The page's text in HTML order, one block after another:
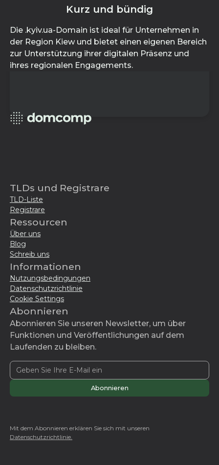
Kurz und bündig
Die .kyiv.ua-Domain ist ideal für Unternehmen in
der Region Kiew und bietet einen eigenen Bereich
zur Unterstützung ihrer digitalen Präsenz und
ihres regionalen Engagements.
TLDs und Registrare
TLD-Liste
Registrare
Ressourcen
Über uns
Blog
Schreib uns
Informationen
Nutzungsbedingungen
Datenschutzrichtlinie
Cookie Settings
Abonnieren
Abonnieren Sie unseren Newsletter, um über
Funktionen und Veröffentlichungen auf dem
Laufenden zu bleiben.
Mit dem Abonnieren erklären Sie sich mit unseren
Datenschutzrichtlinie.